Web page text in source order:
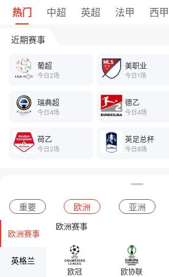
热门 中超 英超 法甲 西甲
近期赛事
葡超
今日2场
美职业
今日1场
瑞典超
今日4场
德乙
今日4场
荷乙
今日2场
英足总杯
今日8场
重要 欧洲 亚洲
欧洲赛事
英格兰
欧洲赛事
欧冠 欧协联